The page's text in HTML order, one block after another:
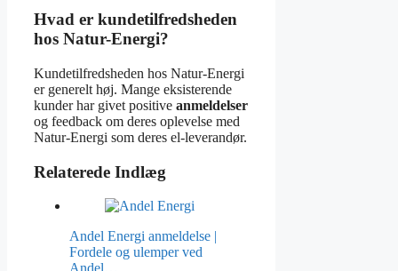
Hvad er kundetilfredsheden
hos Natur-Energi?
Kundetilfredsheden hos Natur-Energi
er generelt høj. Mange eksisterende
kunder har givet positive anmeldelser
og feedback om deres oplevelse med
Natur-Energi som deres el-leverandør.
Relaterede Indlæg
Andel Energi anmeldelse |
Fordele og ulemper ved